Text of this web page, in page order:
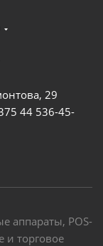
29
44 536-45-
аппараты, POS-
и торговое